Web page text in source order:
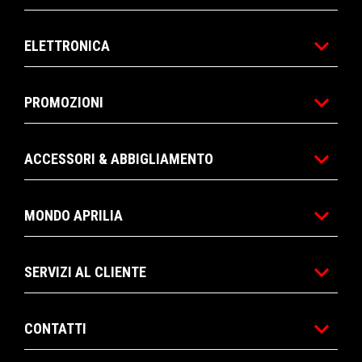
ELETTRONICA
PROMOZIONI
ACCESSORI & ABBIGLIAMENTO
MONDO APRILIA
SERVIZI AL CLIENTE
CONTATTI